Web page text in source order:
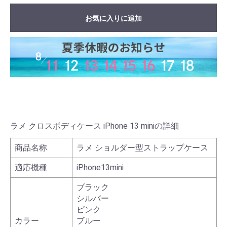
お気に入りに追加
ラメ クロスボディケース iPhone 13 miniの詳細
商品名称 ラメ ショルダー型ストラップケース
適応機種 iPhone13mini
カラー
ブラック
シルバー
ピンク
ブルー